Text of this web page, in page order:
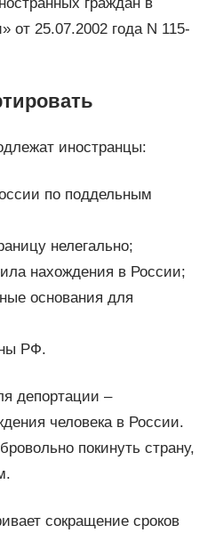
граждан в
от 25.07.2002 года N 115-
иностранцы:
по поддельным
нелегально;
нахождения в России;
основания для
РФ.
депортации –
человека в России.
покинуть страну,
сокращение сроков